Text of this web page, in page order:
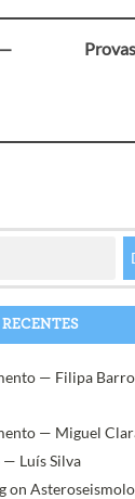
— Filipa
— Miguel
— Luís Silva
on